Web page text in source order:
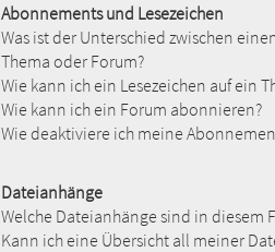
Abonnements und Lesezeichen
Was ist der Unterschied zwischen
Thema oder Forum?
Wie kann ich ein Lesezeichen auf ein
Wie kann ich ein Forum abonnieren?
Wie deaktiviere ich meine
Dateianhänge
Welche Dateianhänge sind in diesem
Kann ich eine Übersicht all meiner